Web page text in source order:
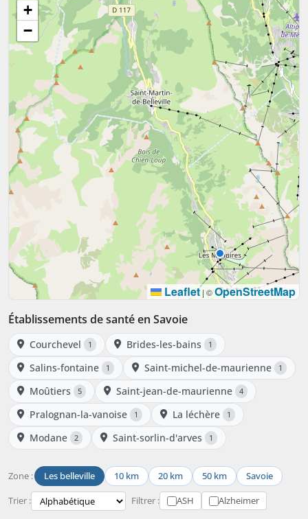
+
−
Leaflet | ©OpenStreetMap
Établissements de santé en Savoie
Courchevel 1 Brides-les-bains 1
Salins-fontaine 1 Saint-michel-de-maurienne 1
Moûtiers 5 Saint-jean-de-maurienne 4
Pralognan-la-vanoise 1 La léchère 1
Modane 2 Saint-sorlin-d'arves 1
Zone : Les belleville 10 km 20 km 50 km Savoie
Trier : Filtrer : ASH Alzheimer